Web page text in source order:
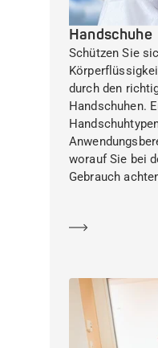
Handschuhe
Schützen Sie
durch den
Handschuhen.
worauf Sie bei
Gebrauch